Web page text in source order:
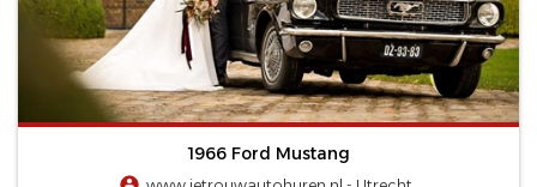
1966 Ford Mustang